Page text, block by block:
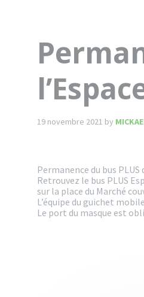
19 novembre 2021 by
Permanence du bus PLUS
Retrouvez le bus PLUS
sur la place du Marché
L’équipe du guichet
Le port du masque est